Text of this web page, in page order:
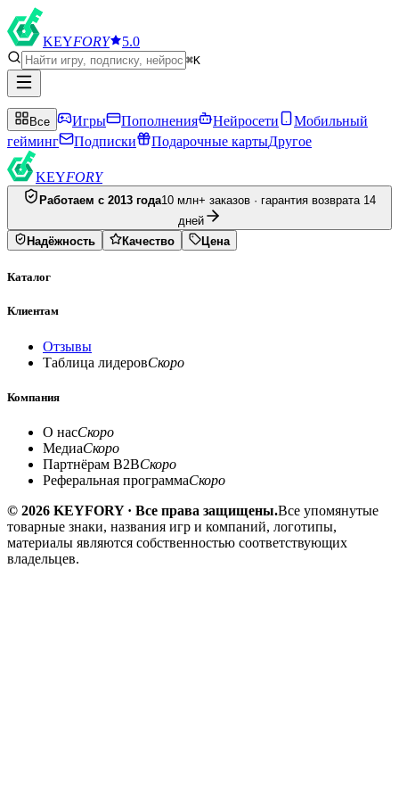
KEYFORY 5.0
⌘K
Все Игры Пополнения Нейросети
Мобильный
гейминг
Подписки Подарочные картыДругое
KEYFORY
Работаем с 2013 года10 млн+ заказов · гарантия возврата 14
дней
Надёжность
Качество Цена
Каталог
Клиентам
Отзывы
Таблица лидеровСкоро
Компания
О насСкоро
МедиаСкоро
Партнёрам B2BСкоро
Реферальная программаСкоро
© 2026 KEYFORY · Все права защищены.Все упомянутые
товарные знаки, названия игр и компаний, логотипы,
материалы являются собственностью соответствующих
владельцев.